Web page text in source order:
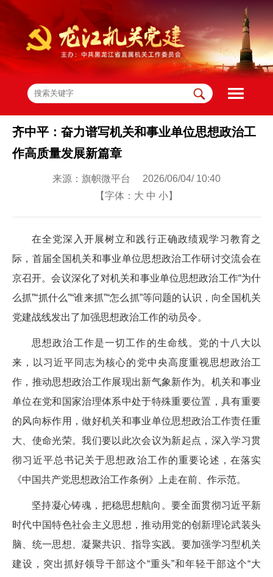
齐中平：奋力谱写机关和事业单位思想政治工
作高质量发展新篇章
来源：旗帜微平台 2026/06/04/ 10:40
【字体： 大 中 小】
在全党深入开展树立和践行正确政绩观学习教育之
际，首届全国机关和事业单位思想政治工作研讨交流会在
京召开。会议深化了对机关和事业单位思想政治工作“为什
么抓”“抓什么”“谁来抓”“怎么抓”等问题的认识，向全国机关
党建战线发出了加强思想政治工作的动员令。
思想政治工作是一切工作的生命线。党的十八大以
来，以习近平同志为核心的党中央高度重视思想政治工
作，推动思想政治工作展现出新气象新作为。机关和事业
单位在党和国家治理体系中处于特殊重要位置，具有重要
的风向标作用，做好机关和事业单位思想政治工作责任重
大、使命光荣。我们要以此次会议为新起点，深入学习贯
彻习近平总书记关于思想政治工作的重要论述，在落实
《中国共产党思想政治工作条例》上走在前、作示范。
坚持凝心铸魂，把稳思想航向。要全面贯彻习近平新
时代中国特色社会主义思想，推动用党的创新理论武装头
脑、统一思想、凝聚共识、指导实践。要加强学习型机关
建设，突出抓好领导干部这个“重头”和年轻干部这个“大